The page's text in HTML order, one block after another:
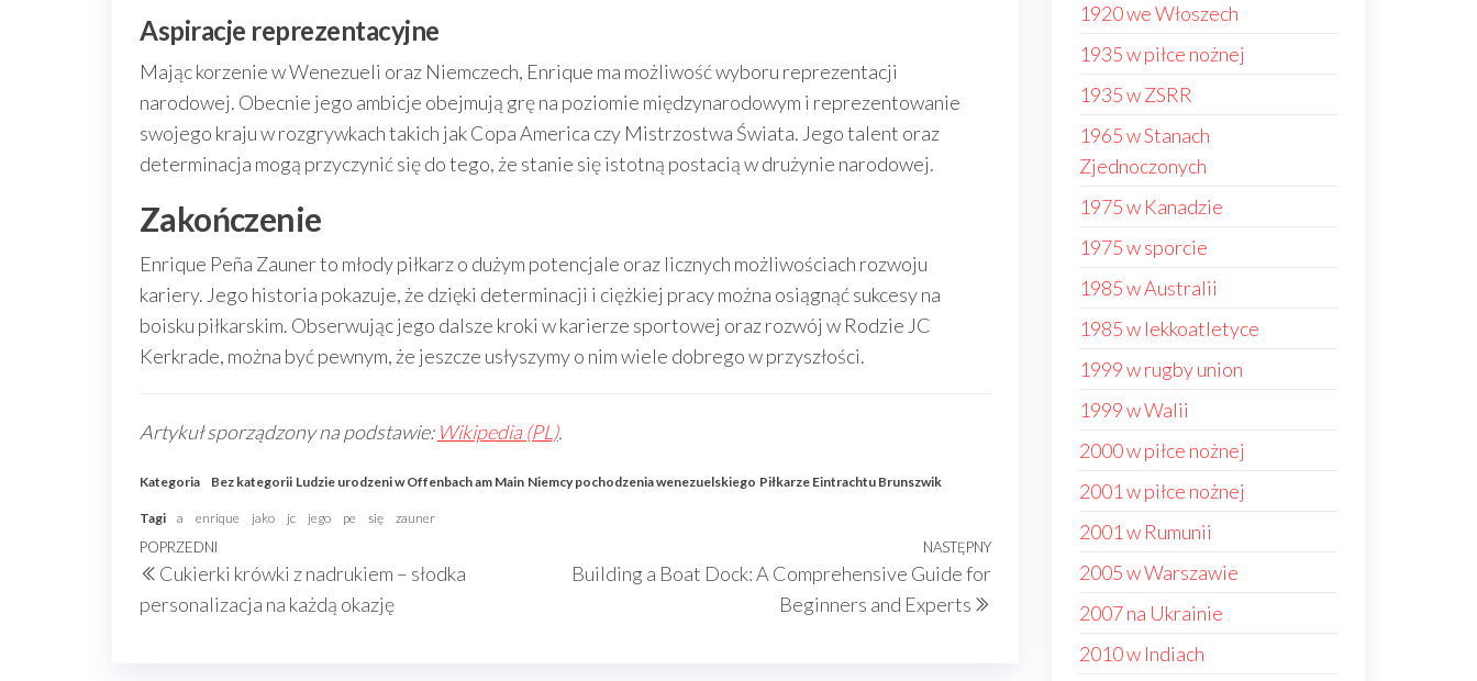
Aspiracje reprezentacyjne
Mając korzenie w Wenezueli oraz Niemczech, Enrique ma możliwość wyboru reprezentacji
narodowej. Obecnie jego ambicje obejmują grę na poziomie międzynarodowym i reprezentowanie
swojego kraju w rozgrywkach takich jak Copa America czy Mistrzostwa Świata. Jego talent oraz
determinacja mogą przyczynić się do tego, że stanie się istotną postacią w drużynie narodowej.
Zakończenie
Enrique Peña Zauner to młody piłkarz o dużym potencjale oraz licznych możliwościach rozwoju
kariery. Jego historia pokazuje, że dzięki determinacji i ciężkiej pracy można osiągnąć sukcesy na
boisku piłkarskim. Obserwując jego dalsze kroki w karierze sportowej oraz rozwój w Rodzie JC
Kerkrade, można być pewnym, że jeszcze usłyszymy o nim wiele dobrego w przyszłości.
Artykuł sporządzony na podstawie: Wikipedia (PL).
Kategoria Bez kategorii Ludzie urodzeni w Offenbach am Main Niemcy pochodzenia wenezuelskiego Piłkarze Eintrachtu Brunszwik
Tagi a enrique jako jc jego pe się zauner
Nawigacja
wpisu
Poprzedni
wpis
POPRZEDNI
Cukierki krówki z nadrukiem – słodka
personalizacja na każdą okazję
Następny
NASTĘPNY
Building a Boat Dock: A Comprehensive Guide for
Beginners and Experts
1920 we Włoszech
1935 w piłce nożnej
1935 w ZSRR
1965 w Stanach
Zjednoczonych
1975 w Kanadzie
1975 w sporcie
1985 w Australii
1985 w lekkoatletyce
1999 w rugby union
1999 w Walii
2000 w piłce nożnej
2001 w piłce nożnej
2001 w Rumunii
2005 w Warszawie
2007 na Ukrainie
2010 w Indiach